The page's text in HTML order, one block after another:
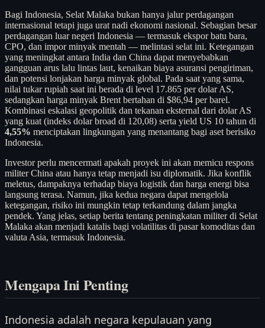
Bagi Indonesia, Selat Malaka bukan hanya jalur perdagangan
internasional tetapi juga urat nadi ekonomi nasional. Sebagian besar
perdagangan luar negeri Indonesia — termasuk ekspor batu bara,
CPO, dan impor minyak mentah — melintasi selat ini. Ketegangan
yang meningkat antara India dan China dapat menyebabkan
gangguan arus lalu lintas laut, kenaikan biaya asuransi pengiriman,
dan potensi lonjakan harga minyak global. Pada saat yang sama,
nilai tukar rupiah saat ini berada di level 17.865 per dolar AS,
sedangkan harga minyak Brent bertahan di $86,94 per barel.
Kombinasi eskalasi geopolitik dan tekanan eksternal dari dolar AS
yang kuat (indeks dolar broad di 120,08) serta yield US 10 tahun di
4,55% menciptakan lingkungan yang menantang bagi aset berisiko
Indonesia.
Investor perlu mencermati apakah proyek ini akan memicu respons
militer China atau hanya tetap menjadi isu diplomatik. Jika konflik
meletus, dampaknya terhadap biaya logistik dan harga energi bisa
langsung terasa. Namun, jika kedua negara dapat mengelola
ketegangan, risiko ini mungkin tetap terkandung dalam jangka
pendek. Yang jelas, setiap berita tentang peningkatan militer di Selat
Malaka akan menjadi katalis bagi volatilitas di pasar komoditas dan
valuta Asia, termasuk Indonesia.
Mengapa Ini Penting
Indonesia adalah negara kepulauan yang